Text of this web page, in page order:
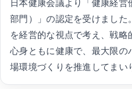
日本健康会議より「健康経営
部門）」の認定を受けました
を経営的な視点で考え、戦
心身ともに健康で、最大限
場環境づくりを推進してまい